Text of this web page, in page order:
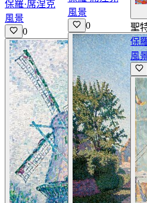
保羅·席涅克
風景
0
風景
0
聖
保
風